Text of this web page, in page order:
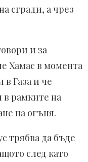
сгради, а чрез
и за
Хамас в момента
в Газа и че
рамките на
на огъня.
трябва да бъде
след като